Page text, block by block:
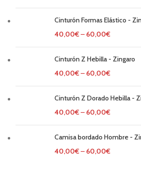
Cinturón Formas Elástico -
40,00€– 60,00€
Cinturón Z Hebilla - Zingaro
40,00€– 60,00€
Cinturón Z Dorado Hebilla -
40,00€– 60,00€
Camisa bordado Hombre -
40,00€– 60,00€